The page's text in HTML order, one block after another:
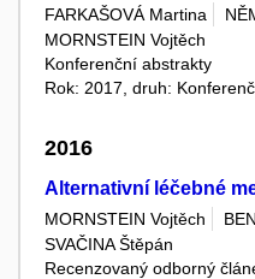
FARKAŠOVÁ Martina
MORNSTEIN Vojtěch
Konferenční abstrakty
Rok: 2017, druh:
2016
Alternativní léčebné
MORNSTEIN Vojtěch
SVAČINA Štěpán
Recenzovaný odborný